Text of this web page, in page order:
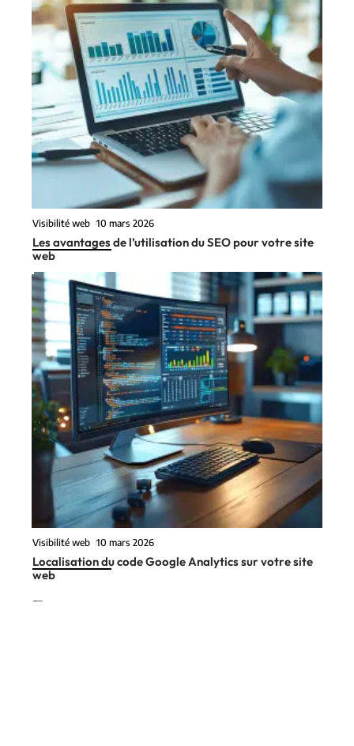
Visibilité web 10 mars 2026
Les avantages de l’utilisation du SEO pour votre site
web
Visibilité web 10 mars 2026
Localisation du code Google Analytics sur votre site
web
En vogue